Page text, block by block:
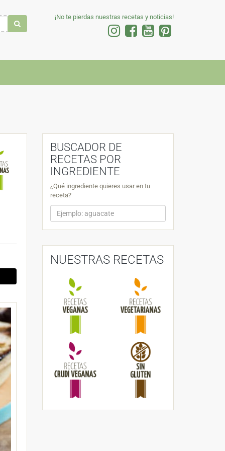
¡No te pierdas nuestras recetas y noticias!
BUSCADOR DE
RECETAS POR
INGREDIENTE
¿Qué ingrediente quieres usar en tu
receta?
NUESTRAS RECETAS